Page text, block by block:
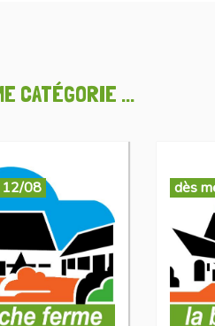
CATÉGORIE ...
12/08 dès